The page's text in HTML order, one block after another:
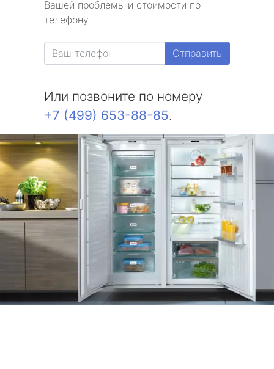
Вашей проблемы и стоимости по
телефону.
Отправить
Или позвоните по номеру
+7 (499) 653-88-85.